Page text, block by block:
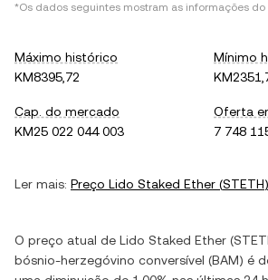
*Os dados seguintes mostram as informações
Máximo histórico
KM8395,72
Mínimo
Cap. do mercado
KM25 022 044 003
Oferta
7 748
Ler mais: Preço Lido Staked Ether (STETH)
O preço atual de Lido Staked Ether (
bósnio-herzegóvino conversível (BAM) é